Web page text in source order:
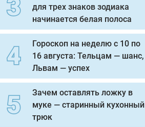
для трех знаков зодиака
начинается белая полоса
Гороскоп на неделю с 10 по
16 августа: Тельцам — шанс,
Львам — успех
Зачем оставлять ложку в
муке — старинный кухонный
трюк